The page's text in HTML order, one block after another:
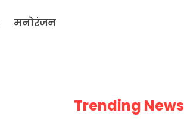
मनोरंजन
Trending News